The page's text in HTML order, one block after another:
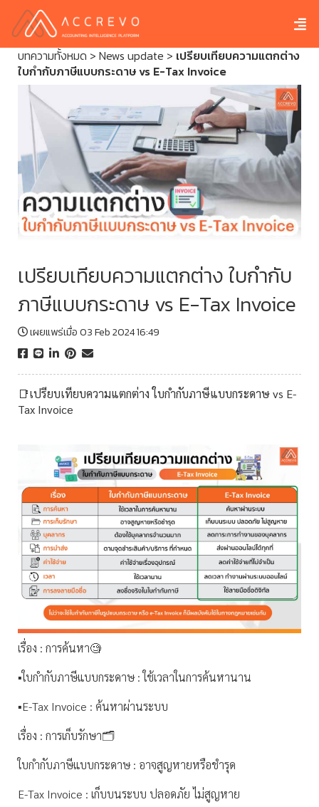
บทความทั้งหมด > News update > เปรียบเทียบความแตกต่าง
ใบกำกับภาษีแบบกระดาษ vs E-Tax Invoice
เปรียบเทียบความแตกต่าง ใบกำกับ
ภาษีแบบกระดาษ vs E-Tax Invoice
เผยแพร่เมื่อ 03 Feb 2024 16:49
📑เปรียบเทียบความแตกต่าง ใบกำกับภาษีแบบกระดาษ vs E-
Tax Invoice
เรื่อง : การค้นหา🧐
▪️ใบกำกับภาษีแบบกระดาษ : ใช้เวลาในการค้นหานาน
▪️E-Tax Invoice : ค้นหาผ่านระบบ
เรื่อง : การเก็บรักษา🗂
ใบกำกับภาษีแบบกระดาษ : อาจสูญหายหรือชำรุด
E-Tax Invoice : เก็บบนระบบ ปลอดภัย ไม่สูญหาย